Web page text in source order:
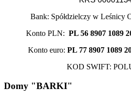
Bank: Spółdzielczy w Leśnicy
Konto PLN: PL 56 8907 1089
Konto euro: PL 77 8907 1089
KOD SWIFT:
Domy "BARKI"